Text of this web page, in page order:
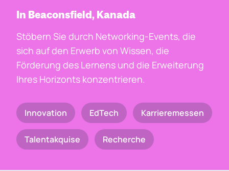
In Beaconsfield, Kanada
Stöbern Sie durch Networking-Events, die
sich auf den Erwerb von Wissen, die
Förderung des Lernens und die Erweiterung
Ihres Horizonts konzentrieren.
Innovation EdTech Karrieremessen
Talentakquise Recherche